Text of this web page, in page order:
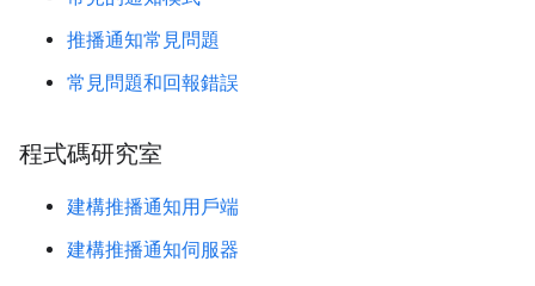
推播通知常見問題
常見問題和回報錯誤
程式碼研究室
建構推播通知用戶端
建構推播通知伺服器